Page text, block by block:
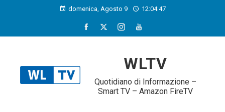
domenica, Agosto 9 12:04:48
WLTV
Quotidiano di Informazione –
Smart TV – Amazon FireTV